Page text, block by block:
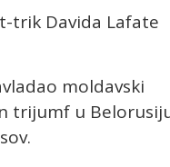
trik Davida Lafate
moldavski
trijumf u